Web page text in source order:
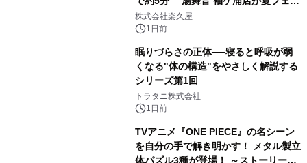
メニューを提供
株式会社楽久屋
1日前
眠りづらさの正体──寝ると呼吸が弱
くなる"体の構造"をやさしく解説する
シリーズ第1回
トラタニ株式会社
1日前
TVアニメ『ONE PIECE』の名シーン
を自分の手で解き明かす！ メタル製立
体パズル3種が登場！ ～ストーリーと